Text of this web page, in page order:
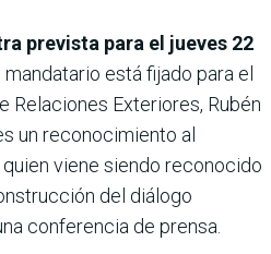
prevista para el jueves 22
está fijado para el
Relaciones Exteriores, Rubén
un reconocimiento al
viene siendo reconocido
del diálogo
conferencia de prensa.